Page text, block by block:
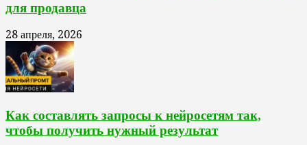
для продавца
28 апреля, 2026
Как составлять запросы к нейросетям так,
чтобы получить нужный результат